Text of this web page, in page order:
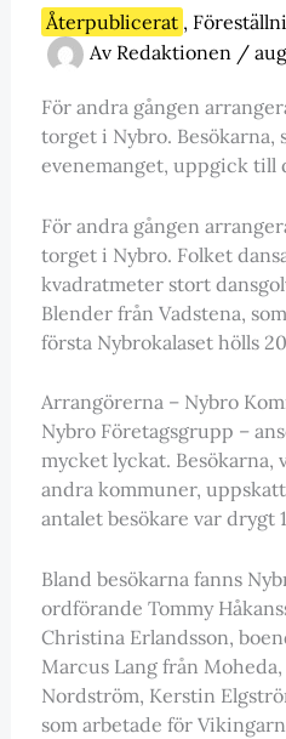
Återpublicerat ,
Av Redaktionen /
För andra gången
torget i Nybro. Besökarna,
evenemanget, uppgick till
För andra gången
torget i Nybro. Folket
kvadratmeter stort
Blender från Vadstena,
första Nybrokalaset hölls
Arrangörerna – Nybro
Nybro Företagsgrupp –
mycket lyckat. Besökarna,
andra kommuner,
antalet besökare var drygt
Bland besökarna fanns
ordförande Tommy
Christina Erlandsson,
Marcus Lang från
Nordström, Kerstin
som arbetade för